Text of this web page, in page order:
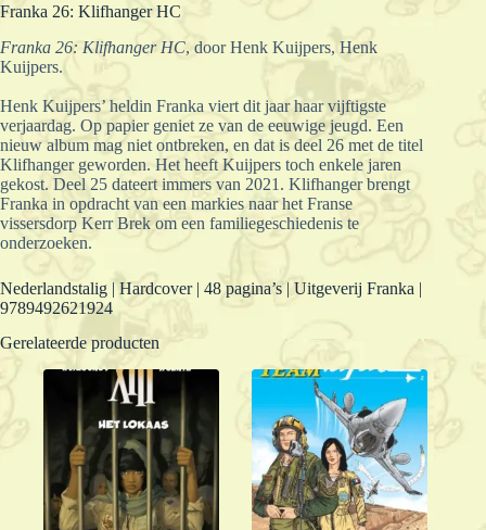
Franka 26: Klifhanger HC
Franka 26: Klifhanger HC, door Henk Kuijpers, Henk
Kuijpers.
Henk Kuijpers’ heldin Franka viert dit jaar haar vijftigste
verjaardag. Op papier geniet ze van de eeuwige jeugd. Een
nieuw album mag niet ontbreken, en dat is deel 26 met de titel
Klifhanger geworden. Het heeft Kuijpers toch enkele jaren
gekost. Deel 25 dateert immers van 2021. Klifhanger brengt
Franka in opdracht van een markies naar het Franse
vissersdorp Kerr Brek om een familiegeschiedenis te
onderzoeken.
Nederlandstalig | Hardcover | 48 pagina’s | Uitgeverij Franka |
9789492621924
Gerelateerde producten